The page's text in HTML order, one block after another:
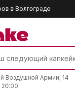
в Волгограде
Воздушной Армии, 14
20:00